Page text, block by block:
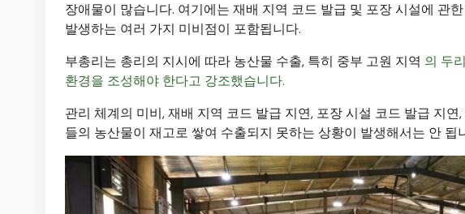
장애물이 많습니다. 여기에는 재배 지역 코드 발급 및 포장 시설에 관
발생하는 여러 가지 미비점이 포함됩니다.
부총리는 총리의 지시에 따라 농산물 수출, 특히 중부 고원 지역 의 두
환경을 조성해야 한다고 강조했습니다.
관리 체계의 미비, 재배 지역 코드 발급 지연, 포장 시설 코드 발급 지
들의 농산물이 재고로 쌓여 수출되지 못하는 상황이 발생해서는 안 됩